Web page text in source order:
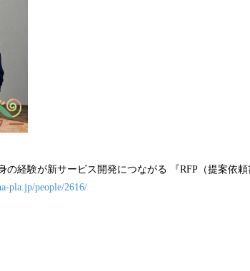
の経験が新サービス開発につながる 『RFP（提案依
pla.jp/people/2616/